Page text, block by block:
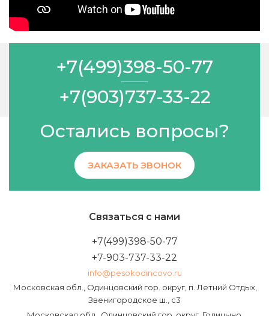
+7(499)398-50-77
+7(903)737-33-22
Остались вопросы?
ЗАКАЗАТЬ ЗВОНОК
Связаться с нами
+7(499)398-50-77
+7-903-737-33-22
info@pesokodincovo.ru
Московская обл., Одинцовский гор. округ, п. Летний Отдых,
Звенигородское ш., с3